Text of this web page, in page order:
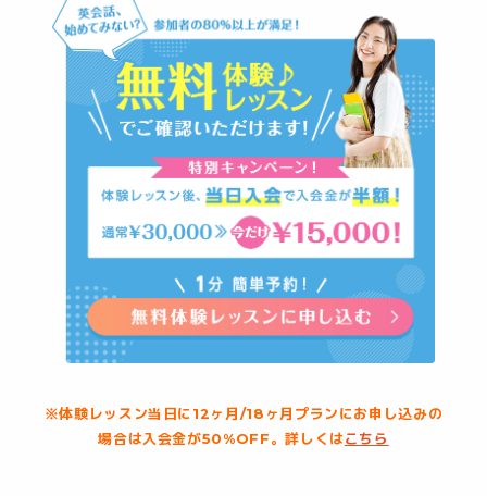
※体験レッスン当日に12ヶ月/18ヶ月プランにお申し込みの
場合は入会金が50%OFF。詳しくはこちら